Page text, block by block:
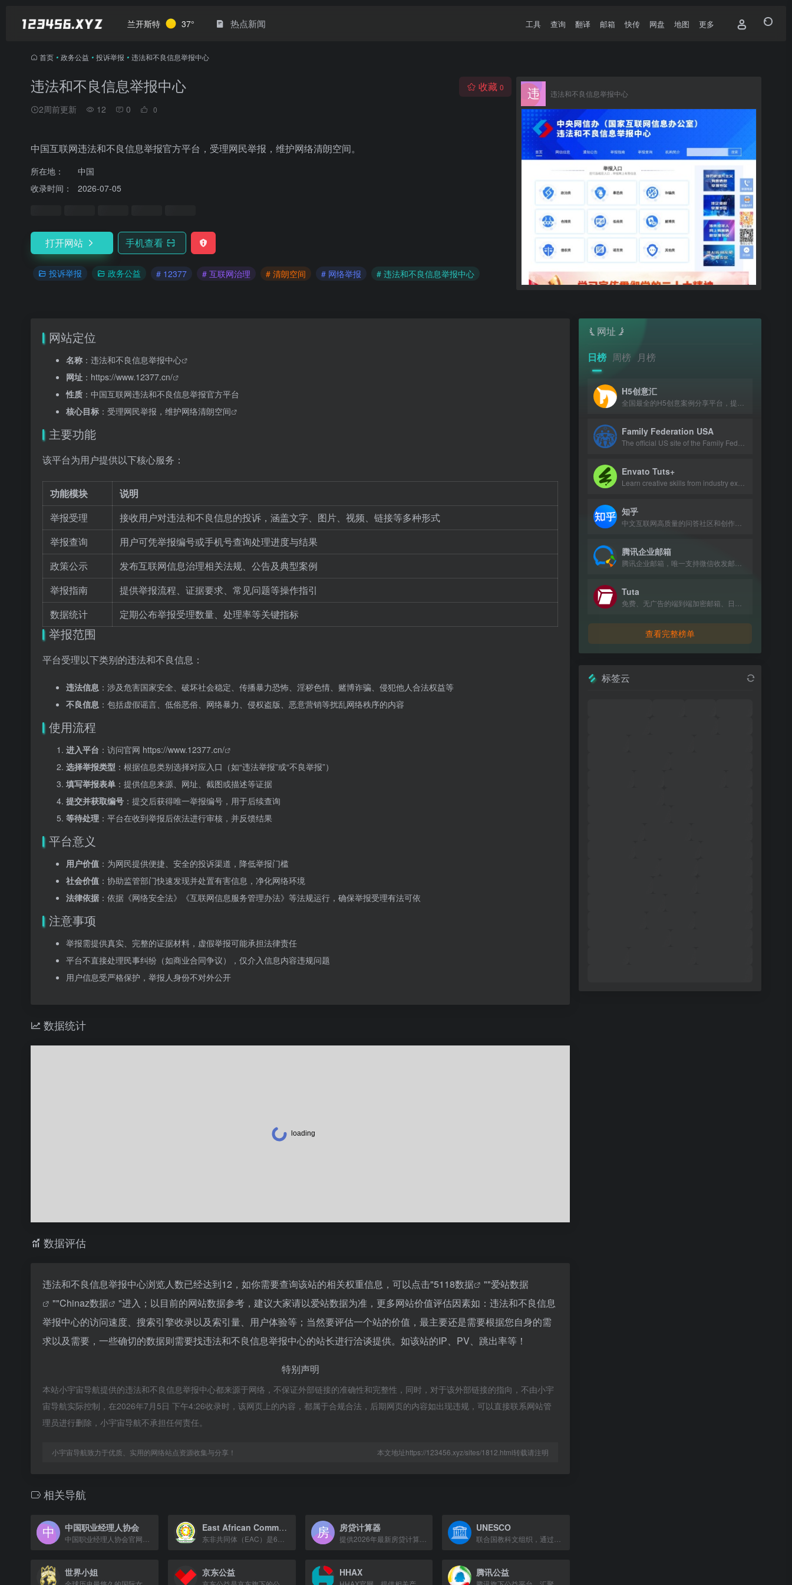
兰开斯特 37° 热点新闻 工具 查询 翻译 邮箱 快传 网盘 地图 更多
首页 • 政务公益 • 投诉举报 • 违法和不良信息举报中心
违法和不良信息举报中心
2周前更新 12 0 0
收藏 0
中国互联网违法和不良信息举报官方平台，受理网民举报，维护网络清朗空间。
所在地：
中国
收录时间：
2026-07-05
打开网站 手机查看
投诉举报 政务公益 # 12377 # 互联网治理 # 清朗空间 # 网络举报 # 违法和不良信息举报中心
违法和不良信息举报中心
网站定位
名称 ： 违法和不良信息举报中心
网址 ： https://www.12377.cn/
性质 ：中国互联网违法和不良信息举报官方平台
核心目标 ：受理网民举报，维护网络清朗空间
主要功能
该平台为用户提供以下核心服务：
功能模块
说明
举报受理
接收用户对违法和不良信息的投诉，涵盖文字、图片、视频、链接等多种形式
举报查询
用户可凭举报编号或手机号查询处理进度与结果
政策公示
发布互联网信息治理相关法规、公告及典型案例
举报指南
提供举报流程、证据要求、常见问题等操作指引
数据统计
定期公布举报受理数量、处理率等关键指标
举报范围
平台受理以下类别的违法和不良信息：
违法信息 ：涉及危害国家安全、破坏社会稳定、传播暴力恐怖、淫秽色情、赌博诈骗、侵犯他人合法权益等
不良信息 ：包括虚假谣言、低俗恶俗、网络暴力、侵权盗版、恶意营销等扰乱网络秩序的内容
使用流程
进入平台 ：访问官网 https://www.12377.cn/
选择举报类型 ：根据信息类别选择对应入口（如“违法举报”或“不良举报”）
填写举报表单 ：提供信息来源、网址、截图或描述等证据
提交并获取编号 ：提交后获得唯一举报编号，用于后续查询
等待处理 ：平台在收到举报后依法进行审核，并反馈结果
平台意义
用户价值 ：为网民提供便捷、安全的投诉渠道，降低举报门槛
社会价值 ：协助监管部门快速发现并处置有害信息，净化网络环境
法律依据 ：依据《网络安全法》《互联网信息服务管理办法》等法规运行，确保举报受理有法可依
注意事项
举报需提供真实、完整的证据材料，虚假举报可能承担法律责任
平台不直接处理民事纠纷（如商业合同争议），仅介入信息内容违规问题
用户信息受严格保护，举报人身份不对外公开
数据统计
数据评估
违法和不良信息举报中心浏览人数已经达到12，如你需要查询该站的相关权重信息，可以点击"5118数据 ""爱站数据
""Chinaz数据
"进入；以目前的网站数据参考，建议大家请以爱站数据为准，更多网站价值评估因素如：违法和不良信息
举报中心的访问速度、搜索引擎收录以及索引量、用户体验等；当然要评估一个站的价值，最主要还是需要根据您自身的需
求以及需要，一些确切的数据则需要找违法和不良信息举报中心的站长进行洽谈提供。如该站的IP、PV、跳出率等！
特别声明
本站小宇宙导航提供的违法和不良信息举报中心都来源于网络，不保证外部链接的准确性和完整性，同时，对于该外部链接的指向，不由小宇
宙导航实际控制，在2026年7月5日 下午4:26收录时，该网页上的内容，都属于合规合法，后期网页的内容如出现违规，可以直接联系网站管
理员进行删除，小宇宙导航不承担任何责任。
小宇宙导航致力于优质、实用的网络站点资源收集与分享！ 本文地址https://123456.xyz/sites/1812.html转载请注明
相关导航
中国职业经理人协会 East African Community 房贷计算器 UNESCO
世界小姐 京东公益 HHAX 腾讯公益
网址
日榜 周榜 月榜
H5创意汇
Family Federation USA
Envato Tuts+
知乎
腾讯企业邮箱
Tuta
查看完整榜单
标签云